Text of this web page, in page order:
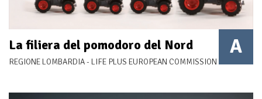
A
La filiera del pomodoro del Nord
Italia
REGIONE LOMBARDIA - LIFE PLUS EUROPEAN COMMISSION